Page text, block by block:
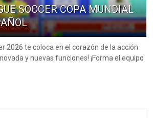
SOCCER COPA MUNDIAL
2026 te coloca en el corazón de la acción
y nuevas funciones! ¡Forma el equipo